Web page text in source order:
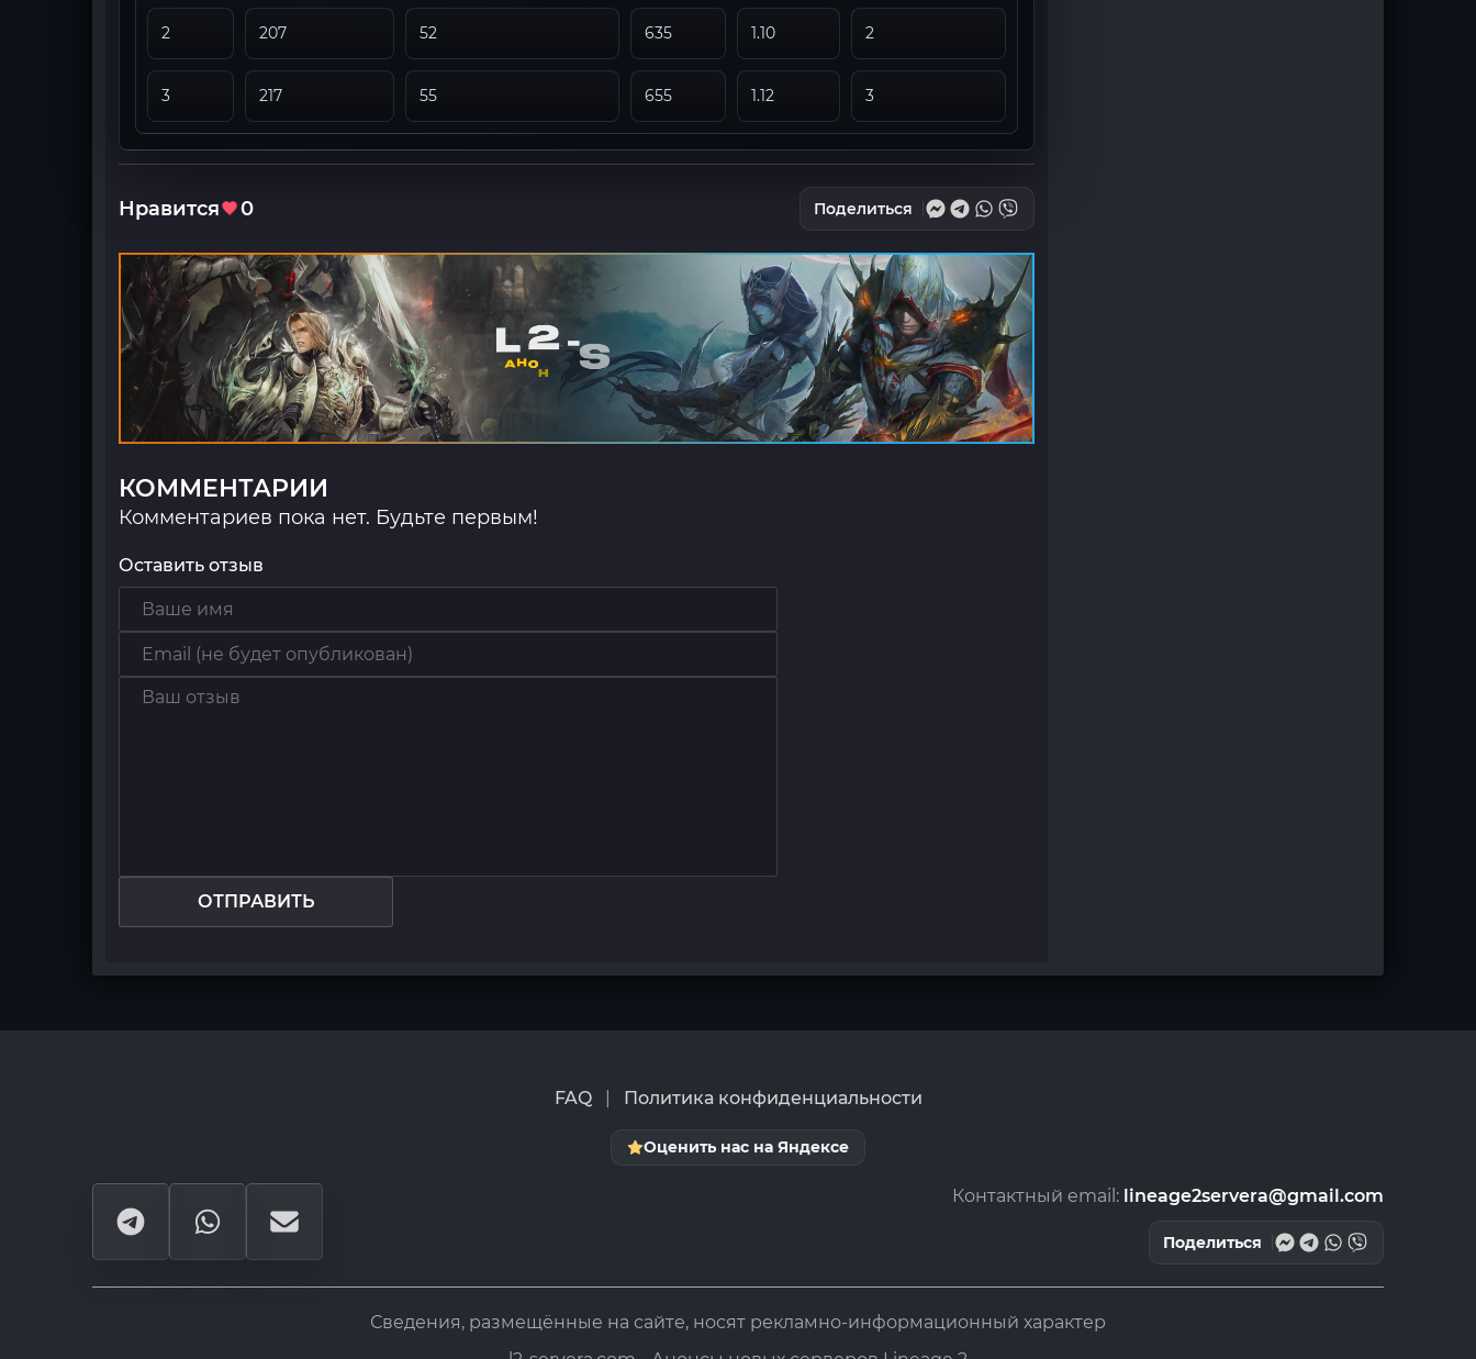
2 207 52 635 1.10 2
3 217 55 655 1.12 3
Нравится 0 Поделиться
КОММЕНТАРИИ
Комментариев пока нет. Будьте первым!
Оставить отзыв
ОТПРАВИТЬ
FAQ Политика конфиденциальности
Оценить нас на Яндексе
Контактный email: lineage2servera@gmail.com
Поделиться
Сведения, размещённые на сайте, носят рекламно-информационный характер